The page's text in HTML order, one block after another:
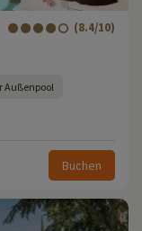
(8.4/10)
Außenpool
Buchen